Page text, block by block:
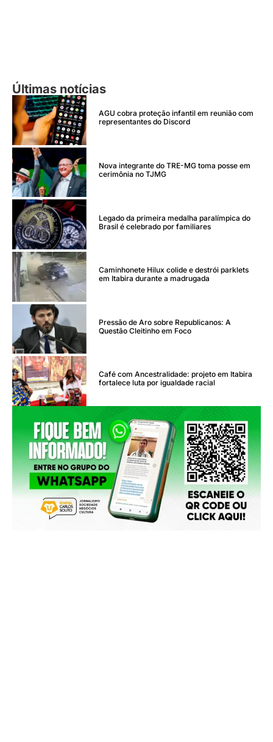
Últimas notícias
AGU cobra proteção infantil em reunião com
representantes do Discord
Nova integrante do TRE-MG toma posse em
cerimônia no TJMG
Legado da primeira medalha paralímpica do
Brasil é celebrado por familiares
Caminhonete Hilux colide e destrói parklets
em Itabira durante a madrugada
Pressão de Aro sobre Republicanos: A
Questão Cleitinho em Foco
Café com Ancestralidade: projeto em Itabira
fortalece luta por igualdade racial